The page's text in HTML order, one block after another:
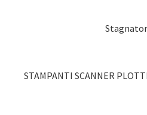
STAMPANTI SCANNER